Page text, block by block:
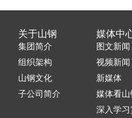
关于山钢
集团简介
组织架构
山钢文化
子公司简介
媒体中
图文新闻
视频新闻
新媒体
媒体看山
深入学